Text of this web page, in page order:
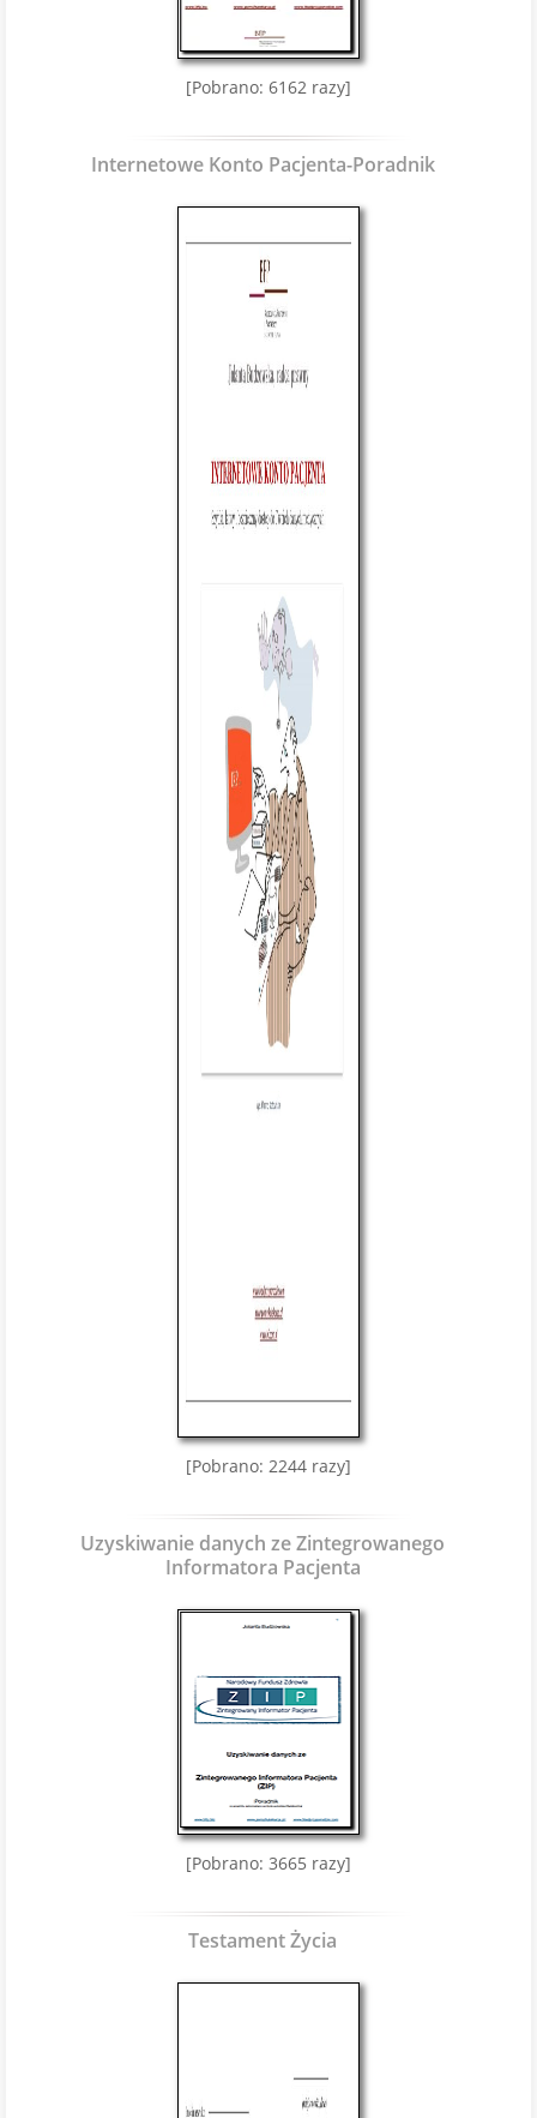
[Pobrano: 6162 razy]
Internetowe Konto Pacjenta-Poradnik
[Pobrano: 2244 razy]
Uzyskiwanie danych ze Zintegrowanego
Informatora Pacjenta
[Pobrano: 3665 razy]
Testament Życia